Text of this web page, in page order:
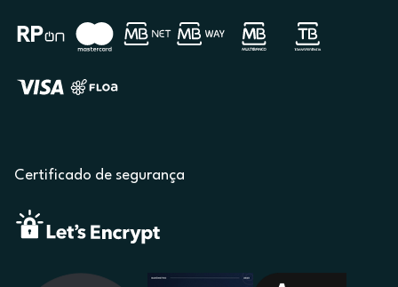
Certificado de segurança